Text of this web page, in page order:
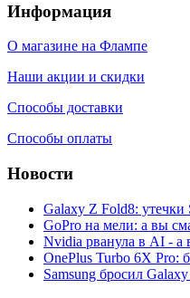
Информация
О магазине на Флампе
Наши акции и скидки
Способы доставки
Способы оплаты
Новости
Galaxy Z Fold8: утечки
GoPro на мели: а вы
Nvidia рванула в AI -
OnePlus Turbo 6X
Samsung бросил